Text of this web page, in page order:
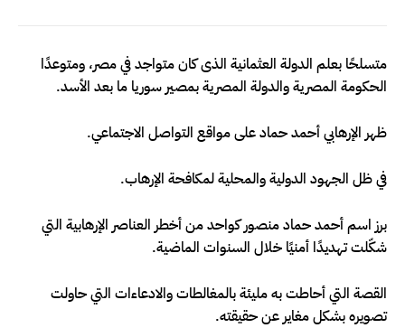
متسلحًا بعلم الدولة العثمانية الذى كان متواجد في مصر، ومتوعدًا
الحكومة المصرية والدولة المصرية بمصير سوريا ما بعد الأسد.
ظهر الإرهابي أحمد حماد على مواقع التواصل الاجتماعي.
في ظل الجهود الدولية والمحلية لمكافحة الإرهاب.
برز اسم أحمد حماد منصور كواحد من أخطر العناصر الإرهابية التي
شكّلت تهديدًا أمنيًا خلال السنوات الماضية.
القصة التي أحاطت به مليئة بالمغالطات والادعاءات التي حاولت
تصويره بشكل مغاير عن حقيقته.